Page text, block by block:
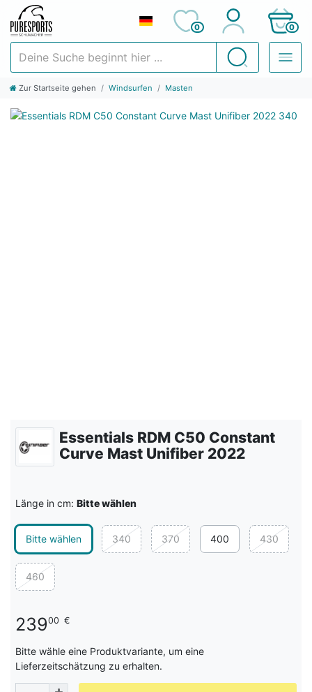
Suchen
0 0
Zur Startseite gehen Windsurfen Masten
Essentials RDM C50 Constant
Curve Mast Unifiber 2022
Länge in cm: Bitte wählen
Bitte wählen 340 370 400 430
460
23900 €
Bitte wähle eine Produktvariante, um eine
Lieferzeitschätzung zu erhalten.